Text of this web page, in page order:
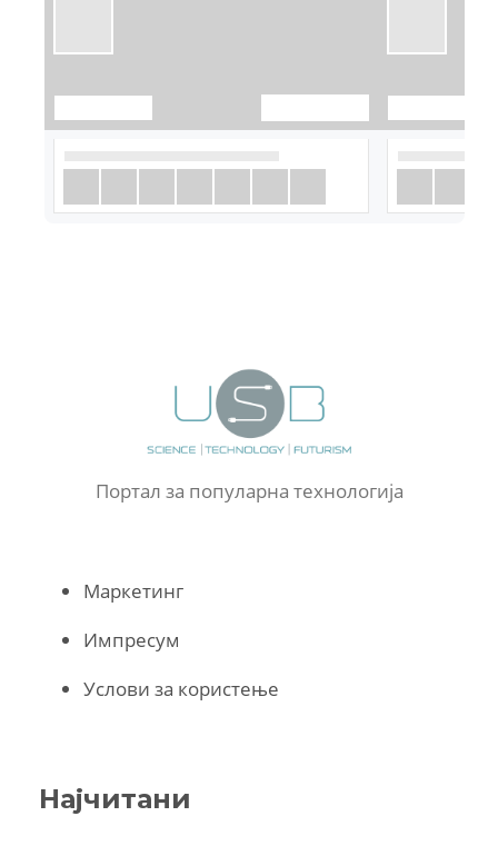
Портал за популарна технологија
Маркетинг
Импресум
Услови за користење
Најчитани